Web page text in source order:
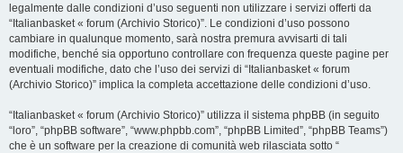
legalmente dalle condizioni d’uso seguenti non utilizzare i servizi offerti da
“Italianbasket « forum (Archivio Storico)”. Le condizioni d’uso possono
cambiare in qualunque momento, sarà nostra premura avvisarti di tali
modifiche, benché sia opportuno controllare con frequenza queste pagine per
eventuali modifiche, dato che l’uso dei servizi di “Italianbasket « forum
(Archivio Storico)” implica la completa accettazione delle condizioni d’uso.
“Italianbasket « forum (Archivio Storico)” utilizza il sistema phpBB (in seguito
“loro”, “phpBB software”, “www.phpbb.com”, “phpBB Limited”, “phpBB Teams”)
che è un software per la creazione di comunità web rilasciata sotto “